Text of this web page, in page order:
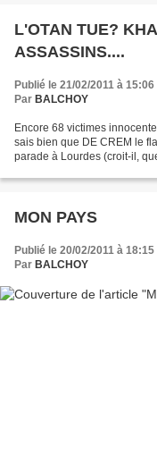
L'OTAN TUE?
ASSASSINS....
Publié le 21/02/2011 à 15:06
Par BALCHOY
Encore 68 victimes
sais bien que DE CREM le
parade à Lourdes (croit-il,
MON PAYS
Publié le 20/02/2011 à 18:15
Par BALCHOY